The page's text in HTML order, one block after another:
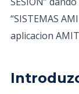
“SISTEMAS
aplicacion